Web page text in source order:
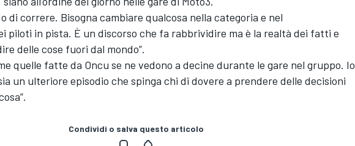
di correre. Bisogna cambiare qualcosa nella categoria e nel
piloti in pista. È un discorso che fa rabbrividire ma è la realtà dei fatti e
delle cose fuori dal mondo”.
quelle fatte da Oncu se ne vedono a decine durante le gare nel gruppo. Io
un ulteriore episodio che spinga chi di dovere a prendere delle decisioni
Condividi o salva questo articolo